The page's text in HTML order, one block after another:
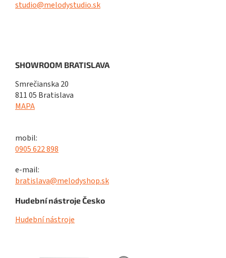
studio@melodystudio.sk
SHOWROOM BRATISLAVA
Smrečianska 20
811 05 Bratislava
MAPA
mobil:
0905 622 898
e-mail:
bratislava@melodyshop.sk
Hudební nástroje Česko
Hudební nástroje